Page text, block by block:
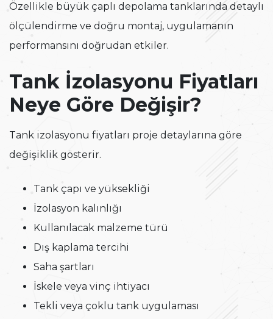
Özellikle büyük çaplı depolama tanklarında detaylı
ölçülendirme ve doğru montaj, uygulamanın
performansını doğrudan etkiler.
Tank İzolasyonu Fiyatları
Neye Göre Değişir?
Tank izolasyonu fiyatları proje detaylarına göre
değişiklik gösterir.
Tank çapı ve yüksekliği
İzolasyon kalınlığı
Kullanılacak malzeme türü
Dış kaplama tercihi
Saha şartları
İskele veya vinç ihtiyacı
Tekli veya çoklu tank uygulaması